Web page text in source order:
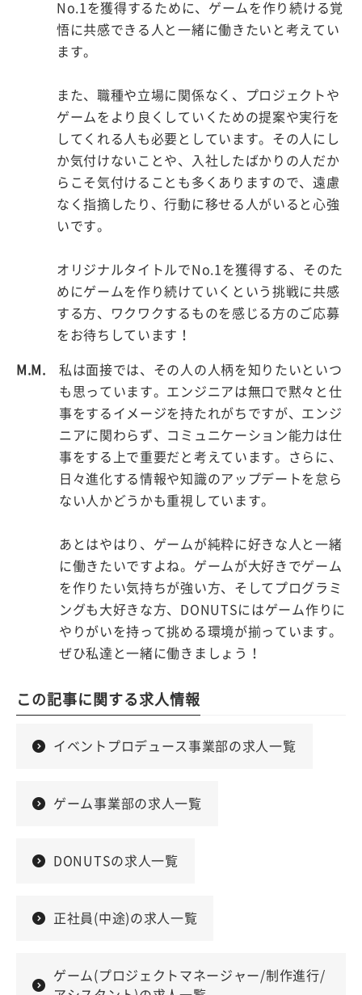
No.1を獲得するために、ゲームを作り続ける覚
悟に共感できる人と一緒に働きたいと考えてい
ます。
また、職種や立場に関係なく、プロジェクトや
ゲームをより良くしていくための提案や実行を
してくれる人も必要としています。その人にし
か気付けないことや、入社したばかりの人だか
らこそ気付けることも多くありますので、遠慮
なく指摘したり、行動に移せる人がいると心強
いです。
オリジナルタイトルでNo.1を獲得する、そのた
めにゲームを作り続けていくという挑戦に共感
する方、ワクワクするものを感じる方のご応募
をお待ちしています！
M.M.
私は面接では、その人の人柄を知りたいといつ
も思っています。エンジニアは無口で黙々と仕
事をするイメージを持たれがちですが、エンジ
ニアに関わらず、コミュニケーション能力は仕
事をする上で重要だと考えています。さらに、
日々進化する情報や知識のアップデートを怠ら
ない人かどうかも重視しています。
あとはやはり、ゲームが純粋に好きな人と一緒
に働きたいですよね。ゲームが大好きでゲーム
を作りたい気持ちが強い方、そしてプログラミ
ングも大好きな方、DONUTSにはゲーム作りに
やりがいを持って挑める環境が揃っています。
ぜひ私達と一緒に働きましょう！
この記事に関する求人情報
イベントプロデュース事業部の求人一覧
ゲーム事業部の求人一覧
DONUTSの求人一覧
正社員(中途)の求人一覧
ゲーム(プロジェクトマネージャー/制作進行/